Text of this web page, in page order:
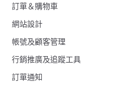
訂單＆購物車
網站設計
帳號及顧客管理
行銷推廣及追蹤工具
訂單通知